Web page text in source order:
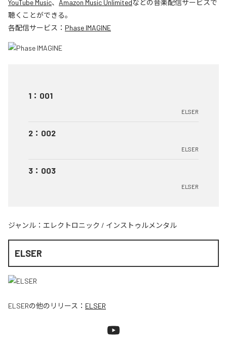
YouTube Music、 Amazon Music Unlimitedなどの音楽配信サービスで
聴くことができる。
各配信サービス： Phase IMAGINE
1 ： 001
ELSER
2 ： 002
ELSER
3 ： 003
ELSER
ジャンル： エレクトロニック / インストゥルメンタル
ELSER
ELSERの他のリリース： ELSER